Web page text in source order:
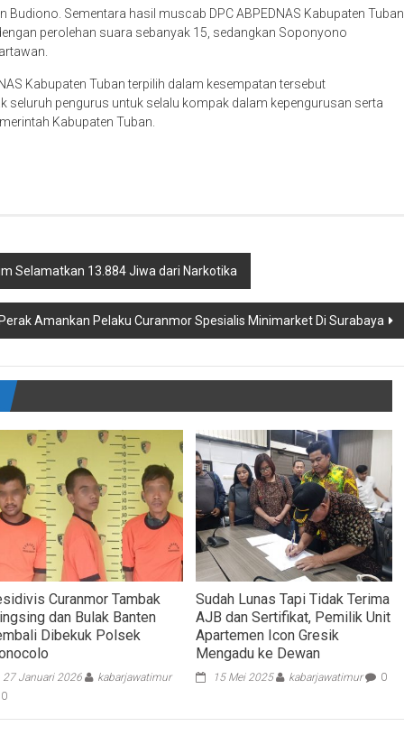
Budiono. Sementara hasil muscab DPC ABPEDNAS Kabupaten Tuban
perolehan suara sebanyak 15, sedangkan Soponyono
Kabupaten Tuban terpilih dalam kesempatan tersebut
seluruh pengurus untuk selalu kompak dalam kepengurusan serta
Kabupaten Tuban.
Selamatkan 13.884 Jiwa dari Narkotika
Amankan Pelaku Curanmor Spesialis Minimarket Di Surabaya
Curanmor Tambak
dan Bulak Banten
Dibekuk Polsek
27 Januari 2026
kabarjawatimur
0
Sudah Lunas Tapi Tidak Terima
AJB dan Sertifikat, Pemilik Unit
Apartemen Icon Gresik
Mengadu ke Dewan
15 Mei 2025 kabarjawatimur 0